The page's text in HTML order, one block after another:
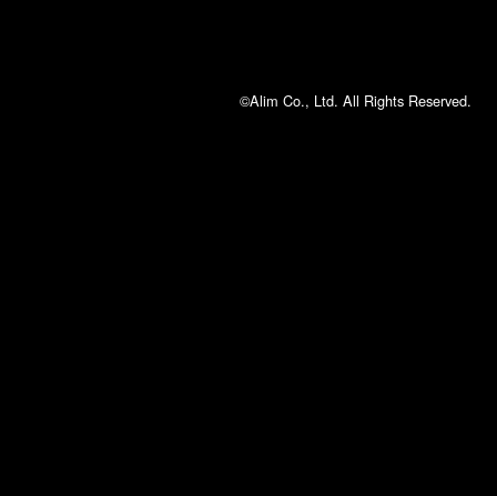
©Alim Co., Ltd. All Rights Reserved.